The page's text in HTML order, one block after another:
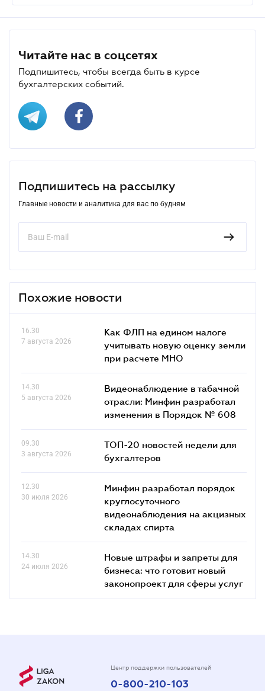
Читайте нас в соцсетях
Подпишитесь, чтобы всегда быть в курсе
бухгалтерских событий.
Подпишитесь на рассылку
Главные новости и аналитика для вас по будням
Похожие новости
16.30
7 августа 2026
Как ФЛП на едином налоге
учитывать новую оценку земли
при расчете МНО
14.30
5 августа 2026
Видеонаблюдение в табачной
отрасли: Минфин разработал
изменения в Порядок № 608
09.30
3 августа 2026
ТОП-20 новостей недели для
бухгалтеров
12.30
30 июля 2026
Минфин разработал порядок
круглосуточного
видеонаблюдения на акцизных
складах спирта
14.30
24 июля 2026
Новые штрафы и запреты для
бизнеса: что готовит новый
законопроект для сферы услуг
Центр поддержки пользователей
0-800-210-103